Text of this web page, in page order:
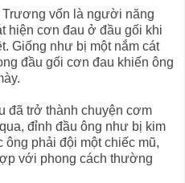
vốn là người năng
hiện cơn đau ở đầu gối khi
Giống như bị một nắm cát
đầu gối cơn đau khiến ông
đã trở thành chuyện cơm
đỉnh đầu ông như bị kim
phải đội một chiếc mũ,
với phong cách thường